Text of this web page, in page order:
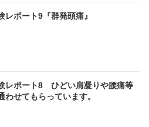
レポート9『群発頭痛』
レポート8 ひどい肩凝りや腰痛等
わせてもらっています。